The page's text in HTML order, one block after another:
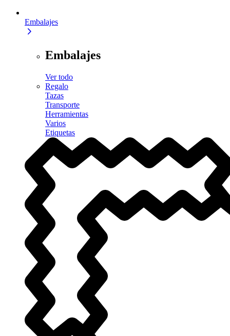
Embalajes
Embalajes
Ver todo
Regalo
Tazas
Transporte
Herramientas
Varios
Etiquetas